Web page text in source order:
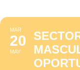
MAR
20
MAY